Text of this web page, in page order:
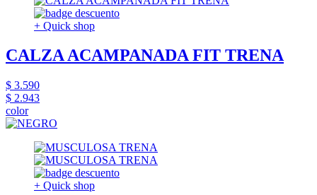
+ Quick shop
CALZA ACAMPANADA FIT TRENA
$ 3.590
$ 2.943
color
+ Quick shop